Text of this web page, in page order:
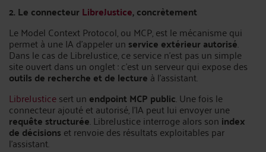
2. Le connecteurLibreJustice, concrètement
Le Model Context Protocol, ou MCP, est le mécanisme qui
permet à une IA d'appeler un service extérieur autorisé.
Dans le cas de LibreJustice, ce service n'est pas un simple
site ouvert dans un onglet : c'est un serveur qui expose des
outils de recherche et de lecture à l'assistant.
LibreJusticesert un endpoint MCP public. Une fois le
connecteur ajouté et autorisé, l’IA peut lui envoyer une
requête structurée. LibreJustice interroge alors son index
de décisions et renvoie des résultats exploitables par
l'assistant.